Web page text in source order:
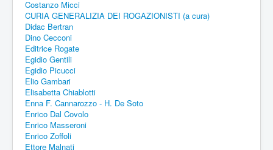
Costanzo Micci
CURIA GENERALIZIA DEI ROGAZIONISTI (a cura)
Didac Bertran
Dino Cecconi
Editrice Rogate
Egidio Gentili
Egidio Picucci
Elio Gambari
Elisabetta Chiablotti
Enna F. Cannarozzo - H. De Soto
Enrico Dal Covolo
Enrico Masseroni
Enrico Zoffoli
Ettore Malnati